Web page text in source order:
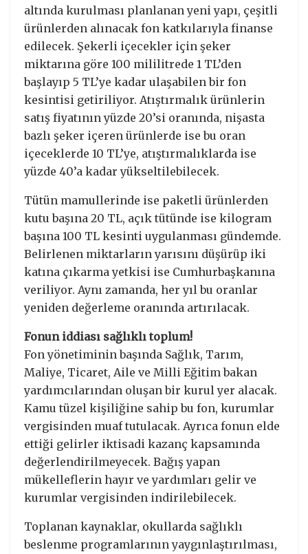
altında kurulması planlanan yeni yapı, çeşitli
ürünlerden alınacak fon katkılarıyla finanse
edilecek. Şekerli içecekler için şeker
miktarına göre 100 mililitrede 1 TL’den
başlayıp 5 TL’ye kadar ulaşabilen bir fon
kesintisi getiriliyor. Atıştırmalık ürünlerin
satış fiyatının yüzde 20’si oranında, nişasta
bazlı şeker içeren ürünlerde ise bu oran
içeceklerde 10 TL’ye, atıştırmalıklarda ise
yüzde 40’a kadar yükseltilebilecek.
Tütün mamullerinde ise paketli ürünlerden
kutu başına 20 TL, açık tütünde ise kilogram
başına 100 TL kesinti uygulanması gündemde.
Belirlenen miktarların yarısını düşürüp iki
katına çıkarma yetkisi ise Cumhurbaşkanına
veriliyor. Aynı zamanda, her yıl bu oranlar
yeniden değerleme oranında artırılacak.
Fonun iddiası sağlıklı toplum!
Fon yönetiminin başında Sağlık, Tarım,
Maliye, Ticaret, Aile ve Milli Eğitim bakan
yardımcılarından oluşan bir kurul yer alacak.
Kamu tüzel kişiliğine sahip bu fon, kurumlar
vergisinden muaf tutulacak. Ayrıca fonun elde
ettiği gelirler iktisadi kazanç kapsamında
değerlendirilmeyecek. Bağış yapan
mükelleflerin hayır ve yardımları gelir ve
kurumlar vergisinden indirilebilecek.
Toplanan kaynaklar, okullarda sağlıklı
beslenme programlarının yaygınlaştırılması,